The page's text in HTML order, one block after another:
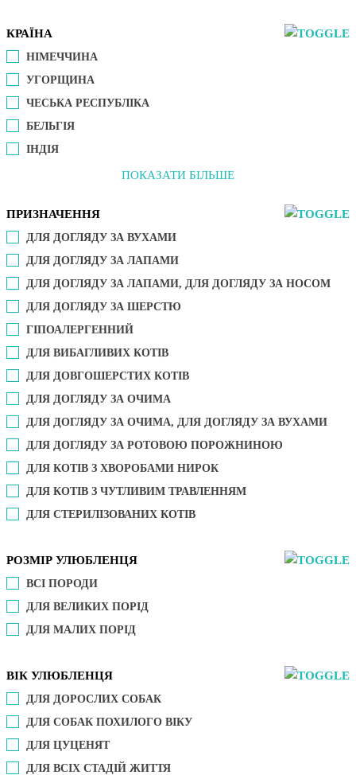
КРАЇНА
НІМЕЧЧИНА
УГОРЩИНА
ЧЕСЬКА РЕСПУБЛІКА
БЕЛЬГІЯ
ІНДІЯ
ПОКАЗАТИ БІЛЬШЕ
ПРИЗНАЧЕННЯ
ДЛЯ ДОГЛЯДУ ЗА ВУХАМИ
ДЛЯ ДОГЛЯДУ ЗА ЛАПАМИ
ДЛЯ ДОГЛЯДУ ЗА ЛАПАМИ, ДЛЯ ДОГЛЯДУ ЗА НОСОМ
ДЛЯ ДОГЛЯДУ ЗА ШЕРСТЮ
ГІПОАЛЕРГЕННИЙ
ДЛЯ ВИБАГЛИВИХ КОТІВ
ДЛЯ ДОВГОШЕРСТИХ КОТІВ
ДЛЯ ДОГЛЯДУ ЗА ОЧИМА
ДЛЯ ДОГЛЯДУ ЗА ОЧИМА, ДЛЯ ДОГЛЯДУ ЗА ВУХАМИ
ДЛЯ ДОГЛЯДУ ЗА РОТОВОЮ ПОРОЖНИНОЮ
ДЛЯ КОТІВ З ХВОРОБАМИ НИРОК
ДЛЯ КОТІВ З ЧУТЛИВИМ ТРАВЛЕННЯМ
ДЛЯ СТЕРИЛІЗОВАНИХ КОТІВ
РОЗМІР УЛЮБЛЕНЦЯ
ВСІ ПОРОДИ
ДЛЯ ВЕЛИКИХ ПОРІД
ДЛЯ МАЛИХ ПОРІД
ВІК УЛЮБЛЕНЦЯ
ДЛЯ ДОРОСЛИХ СОБАК
ДЛЯ СОБАК ПОХИЛОГО ВІКУ
ДЛЯ ЦУЦЕНЯТ
ДЛЯ ВСІХ СТАДІЙ ЖИТТЯ